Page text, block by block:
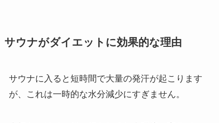
サウナがダイエットに効果的な理由
サウナに入ると短時間で大量の発汗が起こります
が、これは一時的な水分減少にすぎません。